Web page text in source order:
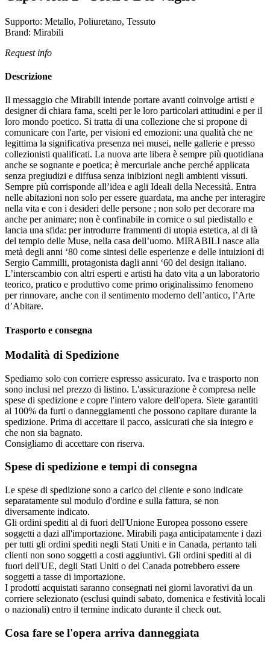
Supporto: Metallo, Poliuretano, Tessuto
Brand: Mirabili
Request info
Descrizione
Il messaggio che Mirabili intende portare avanti coinvolge artisti e
designer di chiara fama, scelti per le loro particolari attitudini e per il
loro mondo poetico.‎ Si tratta di una collezione che si propone di
comunicare con l'arte, per visioni ed emozioni: una qualità che ne
legittima la significativa presenza nei musei, nelle gallerie e presso
collezionisti qualificati.‎ La nuova arte libera è sempre più quotidiana
anche se sognante e poetica; è mercuriale anche perché applicata
senza pregiudizi e diffusa senza inibizioni negli ambienti vissuti.‎
Sempre più corrisponde all’idea e agli Ideali della Necessità.‎ Entra
nelle abitazioni non solo per essere guardata, ma anche per interagire
nella vita e con i desideri delle persone ; non solo per decorare ma
anche per animare; non è confinabile in cornice o sul piedistallo e
lancia una sfida: per introdurre frammenti di utopia estetica, al di là
del tempio delle Muse, nella casa dell’uomo.‎ MIRABILI nasce alla
metà degli anni ‘80 come sintesi delle esperienze e delle intuizioni di
Sergio Cammilli, protagonista dagli anni ‘60 del design italiano.‎
L’interscambio con altri esperti e artisti ha dato vita a un laboratorio
teorico, pratico e produttivo come primo originalissimo fenomeno
per rinnovare, anche con il sentimento moderno dell’antico, l’Arte
d’Abitare.‎
Trasporto e consegna
Modalità di Spedizione
Spediamo solo con corriere espresso assicurato. Iva e trasporto non
sono inclusi nel prezzo di listino. L'assicurazione è compresa nelle
spese di spedizione e copre l'intero valore dell'opera. Siete garantiti
al 100% da furti o danneggiamenti che possono capitare durante la
spedizione. Prima di accettare il pacco, assicurati che sia integro e
che non sia bagnato.
Consigliamo di accettare con riserva.
Spese di spedizione e tempi di consegna
Le spese di spedizione sono a carico del cliente e sono indicate
separatamente sul modulo d'ordine e sulla fattura, se non
diversamente indicato.
Gli ordini spediti al di fuori dell'Unione Europea possono essere
soggetti a dazi all'importazione. Mirabili paga anticipatamente i dazi
per tutti gli ordini spediti negli Stati Uniti e in Canada, pertanto tali
clienti non sono soggetti a costi aggiuntivi. Gli ordini spediti al di
fuori dell'UE, degli Stati Uniti o del Canada potrebbero essere
soggetti a tasse di importazione.
I prodotti acquistati saranno consegnati nei giorni lavorativi da un
corriere selezionato (esclusi quindi sabato, domenica e festività locali
o nazionali) entro il termine indicato durante il check out.
Cosa fare se l'opera arriva danneggiata